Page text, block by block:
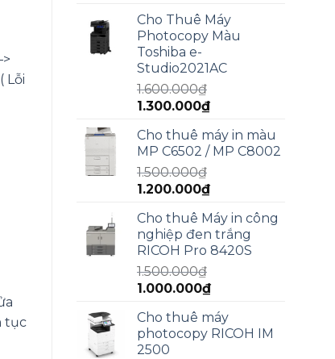
Lỗi
tục
là:
1.600.000₫.
tại
là:
Cho Thuê Máy
Photocopy Màu
Toshiba e-
Studio2021AC
1.600.000₫
Giá
là:
1.600.000₫.
1.300.000₫Giá
tại
là:
Cho thuê máy in màu
MP C6502 / MP C8002
1.500.000₫
Giá
là:
1.500.000₫.
1.200.000₫Giá
tại
là:
1.200.000₫.
Cho thuê Máy in công
nghiệp đen trắng
RICOH Pro 8420S
1.500.000₫
Giá
là:
1.500.000₫.
1.000.000₫Giá
tại
là:
Cho thuê máy
photocopy RICOH IM
2500